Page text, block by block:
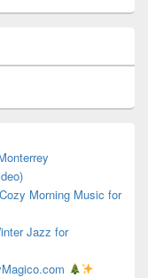
Morning Music for
Jazz for